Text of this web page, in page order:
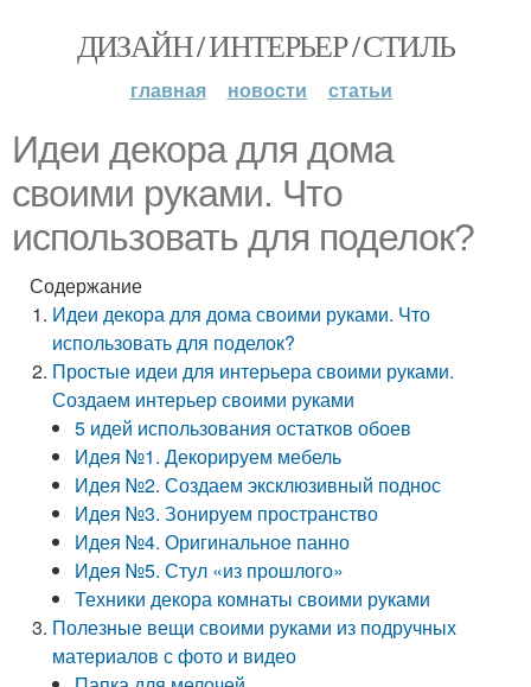
ДИЗАЙН / ИНТЕРЬЕР / СТИЛЬ
главная новости статьи
Идеи декора для дома
своими руками. Что
использовать для поделок?
Содержание
Идеи декора для дома своими руками. Что
использовать для поделок?
Простые идеи для интерьера своими руками.
Создаем интерьер своими руками
5 идей использования остатков обоев
Идея №1. Декорируем мебель
Идея №2. Создаем эксклюзивный поднос
Идея №3. Зонируем пространство
Идея №4. Оригинальное панно
Идея №5. Стул «из прошлого»
Техники декора комнаты своими руками
Полезные вещи своими руками из подручных
материалов с фото и видео